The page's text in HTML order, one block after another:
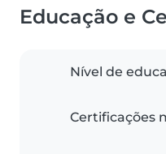
Educação e
Nível de
Certificações